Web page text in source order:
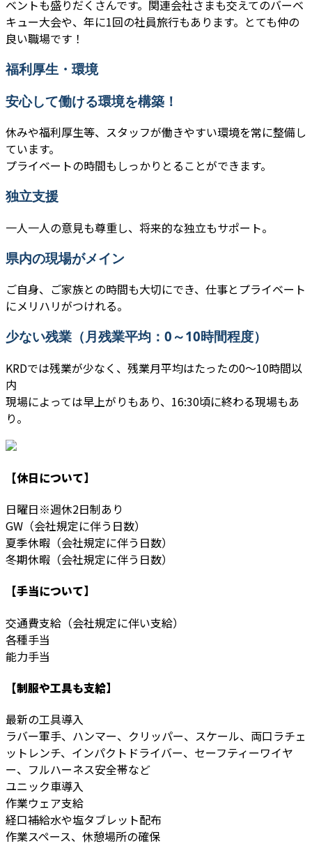
ベントも盛りだくさんです。関連会社さまも交えてのバーベ
キュー大会や、年に1回の社員旅行もあります。とても仲の
良い職場です！
福利厚生・環境
安心して働ける環境を構築！
休みや福利厚生等、スタッフが働きやすい環境を常に整備し
ています。
プライベートの時間もしっかりとることができます。
独立支援
一人一人の意見も尊重し、将来的な独立もサポート。
県内の現場がメイン
ご自身、ご家族との時間も大切にでき、仕事とプライベート
にメリハリがつけれる。
少ない残業（月残業平均：0～10時間程度）
KRDでは残業が少なく、残業月平均はたったの0～10時間以
内
現場によっては早上がりもあり、16:30頃に終わる現場もあ
り。
【休日について】
日曜日※週休2日制あり
GW（会社規定に伴う日数）
夏季休暇（会社規定に伴う日数）
冬期休暇（会社規定に伴う日数）
【手当について】
交通費支給（会社規定に伴い支給）
各種手当
能力手当
【制服や工具も支給】
最新の工具導入
ラバー軍手、ハンマー、クリッパー、スケール、両口ラチェ
ットレンチ、インパクトドライバー、セーフティーワイヤ
ー、フルハーネス安全帯など
ユニック車導入
作業ウェア支給
経口補給水や塩タブレット配布
作業スペース、休憩場所の確保